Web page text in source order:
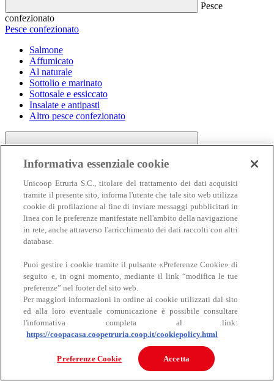
Pesce
confezionato
Pesce confezionato
Salmone
Affumicato
Al naturale
Sottolio e marinato
Sottosale e essiccato
Insalate e antipasti
Altro pesce confezionato
Carne
Carne
Bovino
Informativa essenziale cookie
Unicoop Etruria S.C., titolare del trattamento dei dati acquisiti
tramite il presente sito, informa l'utente che tale sito web utilizza
cookie di profilazione al fine di inviare messaggi pubblicitari in
linea con le preferenze manifestate nell'ambito della navigazione
in rete, anche attraverso l'arricchimento dei dati raccolti con altri
database.
Puoi gestire i cookie tramite il pulsante «Preferenze Cookie» di
seguito e, in ogni momento, mediante il link “modifica le tue
preferenze” nel footer del sito web.
Per maggiori informazioni in ordine ai cookie utilizzati dal sito
ed alla loro eventuale comunicazione è possibile consultare
l'informativa completa al link:
https://coopacasa.coopetruria.coop.it/cookiepolicy.html
Preferenze Cookie Accetta